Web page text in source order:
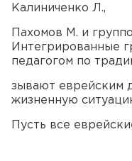
Калиниченко Л.,
Пахомов М. и
Интегрированные
педагогом по
зывают еврейским
жизненную
Пусть все